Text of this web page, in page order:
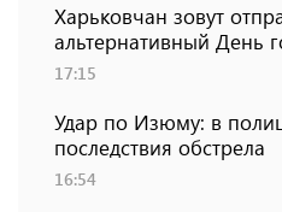
Харьковчан зовут
альтернативный День
17:15
Удар по Изюму: в
последствия обстрела
16:54